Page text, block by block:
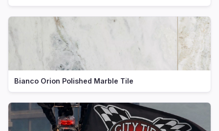
Bianco Orion Polished Marble Tile